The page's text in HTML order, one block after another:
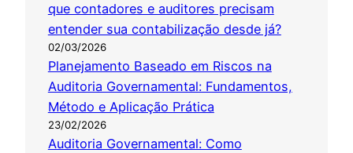
que contadores e auditores precisam
entender sua contabilização desde já?
02/03/2026
Planejamento Baseado em Riscos na
Auditoria Governamental: Fundamentos,
Método e Aplicação Prática
23/02/2026
Auditoria Governamental: Como